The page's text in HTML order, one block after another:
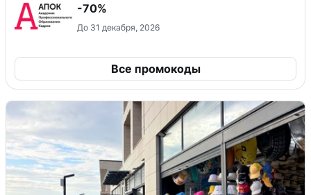
-70%
До 31 декабря, 2026
Все промокоды